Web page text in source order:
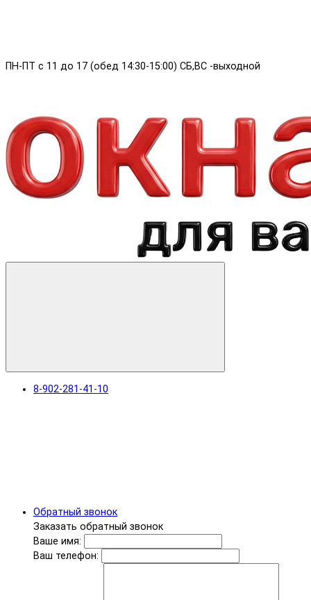
ПН-ПТ с 11 до 17 (обед 14:30-15:00) СБ,ВС -выходной
8-902-281-41-10
Обратный звонок
Заказать обратный звонок
Ваше имя:
Ваш телефон: